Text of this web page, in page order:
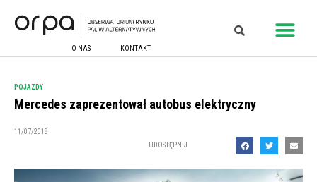
O NAS KONTAKT
POJAZDY
Mercedes zaprezentował autobus elektryczny
11/07/2018
UDOSTĘPNIJ